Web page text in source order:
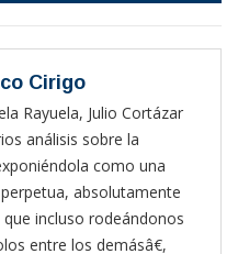
Cirigo
Rayuela, Julio Cortázar
análisis sobre la
como una
absolutamente
incluso rodeándonos
entre los demásâ€,